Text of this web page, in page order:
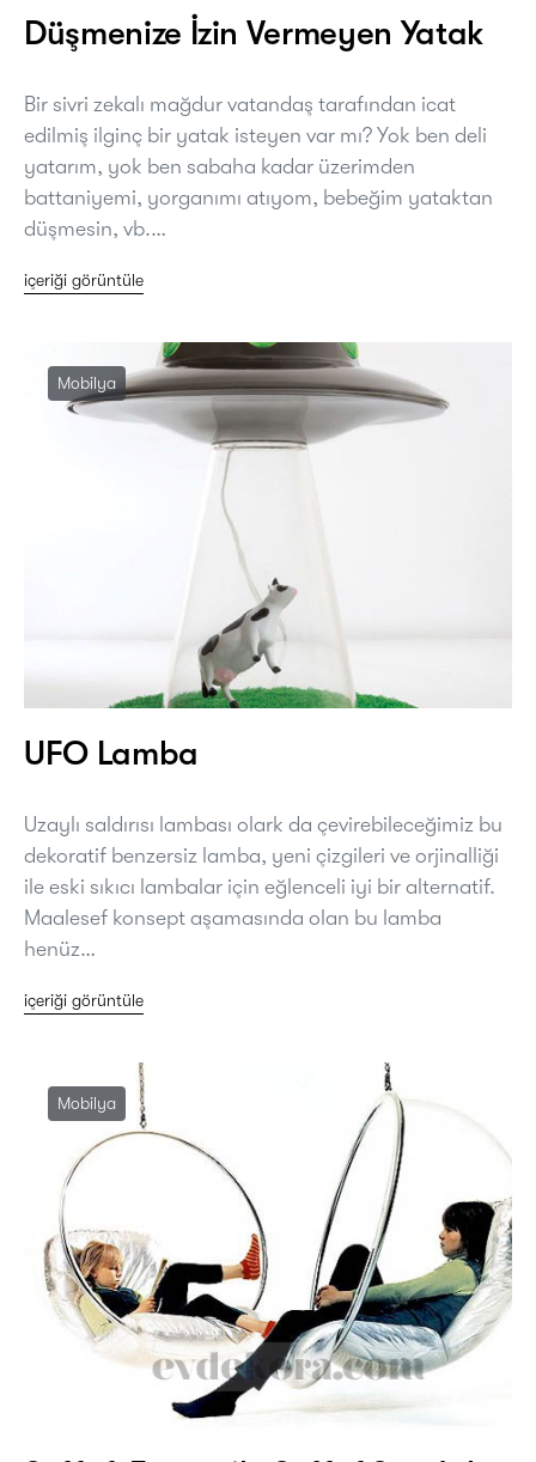
Düşmenize İzin Vermeyen Yatak
Bir sivri zekalı mağdur vatandaş tarafından icat
edilmiş ilginç bir yatak isteyen var mı? Yok ben deli
yatarım, yok ben sabaha kadar üzerimden
battaniyemi, yorganımı atıyom, bebeğim yataktan
düşmesin, vb.…
içeriği görüntüle
Mobilya
UFO Lamba
Uzaylı saldırısı lambası olark da çevirebileceğimiz bu
dekoratif benzersiz lamba, yeni çizgileri ve orjinalliği
ile eski sıkıcı lambalar için eğlenceli iyi bir alternatif.
Maalesef konsept aşamasında olan bu lamba
henüz…
içeriği görüntüle
Mobilya